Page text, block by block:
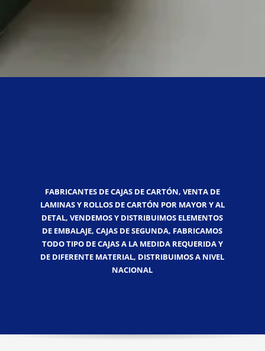
FABRICANTES DE CAJAS DE CARTÓN, VENTA DE
LAMINAS Y ROLLOS DE CARTÓN POR MAYOR Y AL
DETAL, VENDEMOS Y DISTRIBUIMOS ELEMENTOS
DE EMBALAJE, CAJAS DE SEGUNDA, FABRICAMOS
TODO TIPO DE CAJAS A LA MEDIDA REQUERIDA Y
DE DIFERENTE MATERIAL, DISTRIBUIMOS A NIVEL
NACIONAL